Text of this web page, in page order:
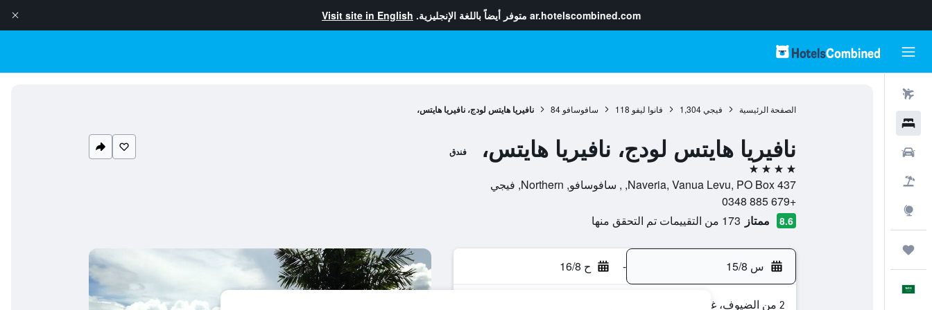
ar.hotelscombined.com متوفر أيضاً باللغة الإنجليزية. Visit site in English
الصفحة الرئيسية فيجي 1,304 فانوا ليفو 118 سافوسافو 84 نافيريا هايتس لودج، نافيريا هايتس،
نافيريا هايتس لودج، نافيريا هايتس، فندق
4 نجوم
Naveria, Vanua Levu, PO Box 437, , سافوسافو, Northern, فيجي
+679 885 0348
8.6 ممتاز 173 من التقييمات تم التحقق منها
س 15/8 - ح 16/8
2 من الضيوف، غرفة واحدة